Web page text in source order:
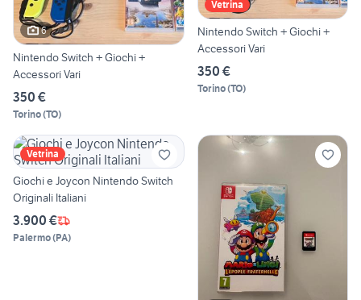
6
Nintendo Switch + Giochi +
Accessori Vari
350 €
Torino(TO)
Vetrina
Nintendo Switch + Giochi +
Accessori Vari
350 €
Torino(TO)
Vetrina
Giochi e Joycon Nintendo Switch
Originali Italiani
3.900 €
Palermo(PA)